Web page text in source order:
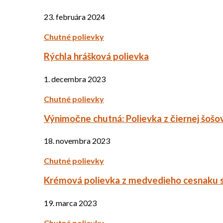
23. februára 2024
Chutné polievky
Rýchla hrášková polievka
1. decembra 2023
Chutné polievky
Výnimočne chutná: Polievka z čiernej
18. novembra 2023
Chutné polievky
Krémová polievka z medvedieho cesnaku
19. marca 2023